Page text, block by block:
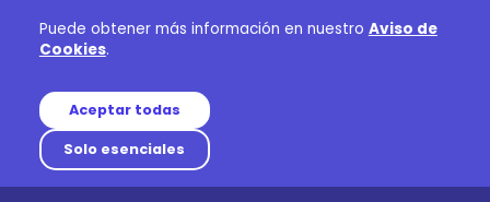
Puede obtener más información en nuestro Aviso de
Cookies.
Aceptar todas
Solo esenciales